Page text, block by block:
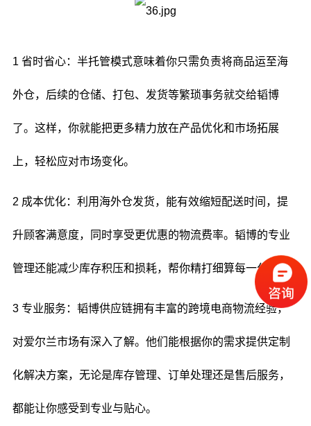
1 省时省心：半托管模式意味着你只需负责将商品运至海
外仓，后续的仓储、打包、发货等繁琐事务就交给韬博
了。这样，你就能把更多精力放在产品优化和市场拓展
上，轻松应对市场变化。
2 成本优化：利用海外仓发货，能有效缩短配送时间，提
升顾客满意度，同时享受更优惠的物流费率。韬博的专业
管理还能减少库存积压和损耗，帮你精打细算每一分钱。
3 专业服务：韬博供应链拥有丰富的跨境电商物流经验，
对爱尔兰市场有深入了解。他们能根据你的需求提供定制
化解决方案，无论是库存管理、订单处理还是售后服务，
都能让你感受到专业与贴心。